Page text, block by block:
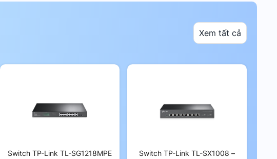
Xem tất cả
Switch TP-Link TL-SG1218MPE
Switch TP-Link TL-SX1008 –